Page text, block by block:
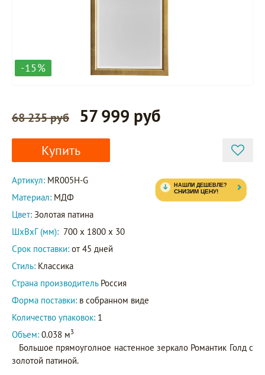
-15%
68 235 руб 57 999 руб
Купить
Артикул: MR005H-G
Материал: МДФ
Цвет: Золотая патина
ШxВxГ (мм): 700 x 1800 x 30
Срок поставки: от 45 дней
Стиль: Классика
Страна производитель Россия
Форма поставки: в собранном виде
Количество упаковок: 1
Объем: 0.038 м3
Большое прямоуголное настенное зеркало Романтик Голд с
золотой патиной.